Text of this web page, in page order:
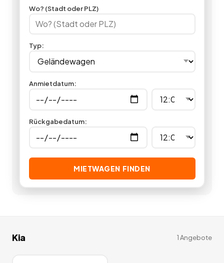
in unserer Autovermietung günstig einen Geländewagen
mieten.1Angebote deutschlandweit.
Wo? (Stadt oder PLZ)
Typ:
Anmietdatum:
Rückgabedatum:
MIETWAGEN FINDEN
Kia 1Angebote